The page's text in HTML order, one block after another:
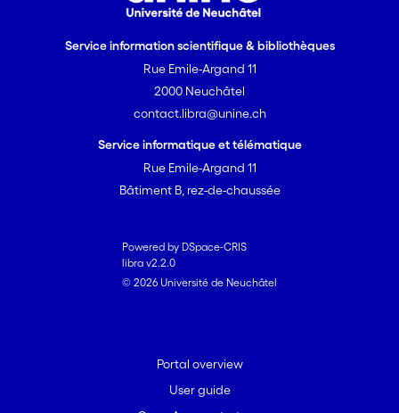
Service information scientifique & bibliothèques
Rue Emile-Argand 11
2000 Neuchâtel
contact.libra@unine.ch
Service informatique et télématique
Rue Emile-Argand 11
Bâtiment B, rez-de-chaussée
Powered by DSpace-CRIS
libra v2.2.0
© 2026 Université de Neuchâtel
Portal overview
User guide